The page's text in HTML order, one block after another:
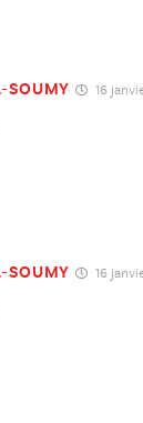
SOUMY 16
SOUMY 16